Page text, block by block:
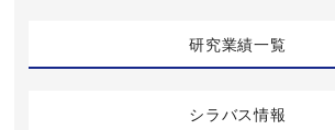
研究業績一覧
シラバス情報